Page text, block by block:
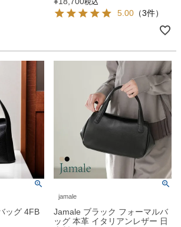
5.00 （3件）
ッグ 4FB
jamale
Jamale ブラック フォーマルバ
ッグ 本革 イタリアンレザー 日